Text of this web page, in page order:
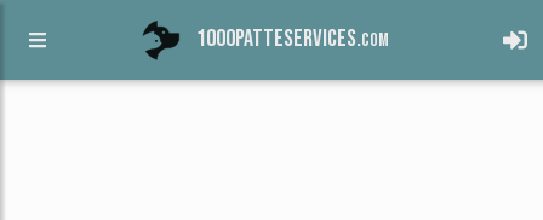
1000patteservices.com